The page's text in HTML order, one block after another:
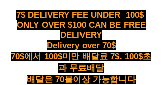
7$ DELIVERY FEE UNDER 100$
ONLY OVER $100 CAN BE FREE
DELIVERY
Delivery over 70$
70$에서 100$미만 배달료 7$. 100$초
과 무료배달
배달은 70불이상 가능합니다